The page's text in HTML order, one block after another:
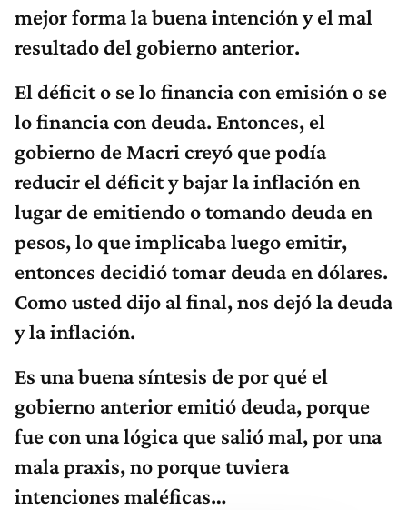
mejor forma la buena intención y el mal
resultado del gobierno anterior.
El déficit o se lo financia con emisión o se
lo financia con deuda. Entonces, el
gobierno de Macri creyó que podía
reducir el déficit y bajar la inflación en
lugar de emitiendo o tomando deuda en
pesos, lo que implicaba luego emitir,
entonces decidió tomar deuda en dólares.
Como usted dijo al final, nos dejó la deuda
y la inflación.
Es una buena síntesis de por qué el
gobierno anterior emitió deuda, porque
fue con una lógica que salió mal, por una
mala praxis, no porque tuviera
intenciones maléficas…